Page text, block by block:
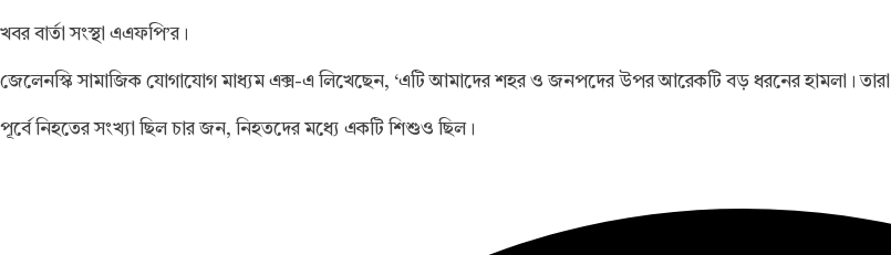
খবর বার্তা সংস্থা এএফপি’র।
জেলেনস্কি সামাজিক যোগাযোগ মাধ্যম এক্স-এ লিখেছেন, ‘এটি আমাদের শহর ও জনপদের উপর আরেকটি বড় ধরনের হামলা।
পূর্বে নিহতের সংখ্যা ছিল চার জন, নিহতদের মধ্যে একটি শিশুও ছিল।